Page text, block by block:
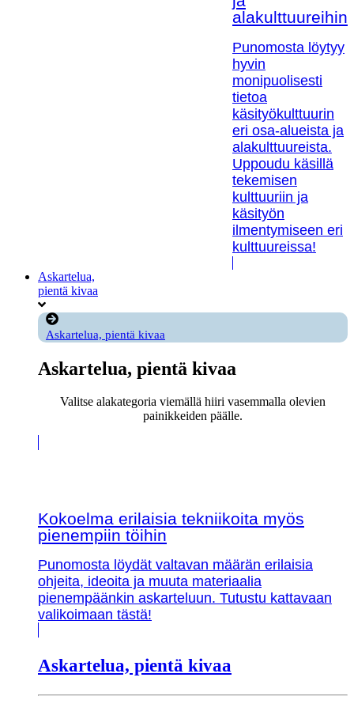
alakulttuureihin!
Punomosta löytyy
hyvin
monipuolisesti
tietoa
käsityökulttuurin
eri osa-alueista ja
alakulttuureista.
Uppoudu käsillä
tekemisen
kulttuuriin ja
käsityön
ilmentymiseen eri
kulttuureissa!
Askartelua,
pientä kivaa
Askartelua, pientä kivaa
Askartelua, pientä kivaa
Valitse alakategoria viemällä hiiri vasemmalla olevien
painikkeiden päälle.
Kokoelma erilaisia tekniikoita myös
pienempiin töihin
Punomosta löydät valtavan määrän erilaisia
ohjeita, ideoita ja muuta materiaalia
pienempäänkin askarteluun. Tutustu kattavaan
valikoimaan tästä!
Askartelua, pientä kivaa